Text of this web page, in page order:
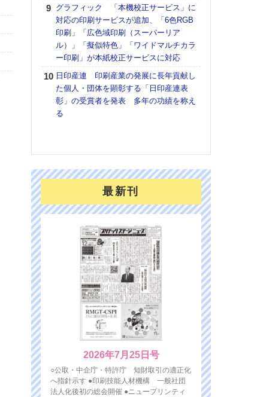
グラフィック 「本機校正サービス」に
対応の印刷サービスが追加、「6色RGB
印刷」「広色域印刷（スーパーリア
ル）」「擬似特色」「ワイドマルチカラ
ー印刷」が本紙校正サービスに対応
日印産連 印刷産業の発展に長年貢献し
た個人・団体を顕彰する「日印産連表
彰」の受賞者を発表 多年の功績を称え
る
最新刊
2026年7月25日号
○公取・中企庁・特許庁 知財取引の適正化
へ指針示す ●印刷技能人材機構 一般社団
法人化後初の総会開催 ●ニュープリンティ